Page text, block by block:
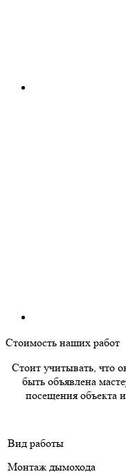
Стоимость наших работ
Стоит учитывать, что
быть объявлена
посещения объекта
Вид работы
Монтаж дымохода